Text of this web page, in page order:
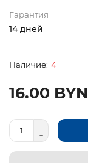
Гарантия
14 дней
4
16.00 BYN